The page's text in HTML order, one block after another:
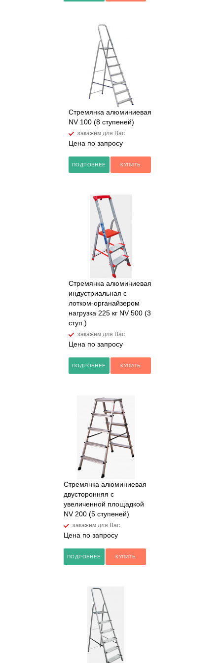
Стремянка алюминиевая
NV 100 (8 ступеней)
закажем для Вас
Цена по запросу
ПОДРОБНЕЕ КУПИТЬ
Стремянка алюминиевая
индустриальная с
лотком-органайзером
нагрузка 225 кг NV 500 (3
ступ.)
закажем для Вас
Цена по запросу
ПОДРОБНЕЕ КУПИТЬ
Стремянка алюминиевая
двусторонняя с
увеличенной площадкой
NV 200 (5 ступеней)
закажем для Вас
Цена по запросу
ПОДРОБНЕЕ КУПИТЬ